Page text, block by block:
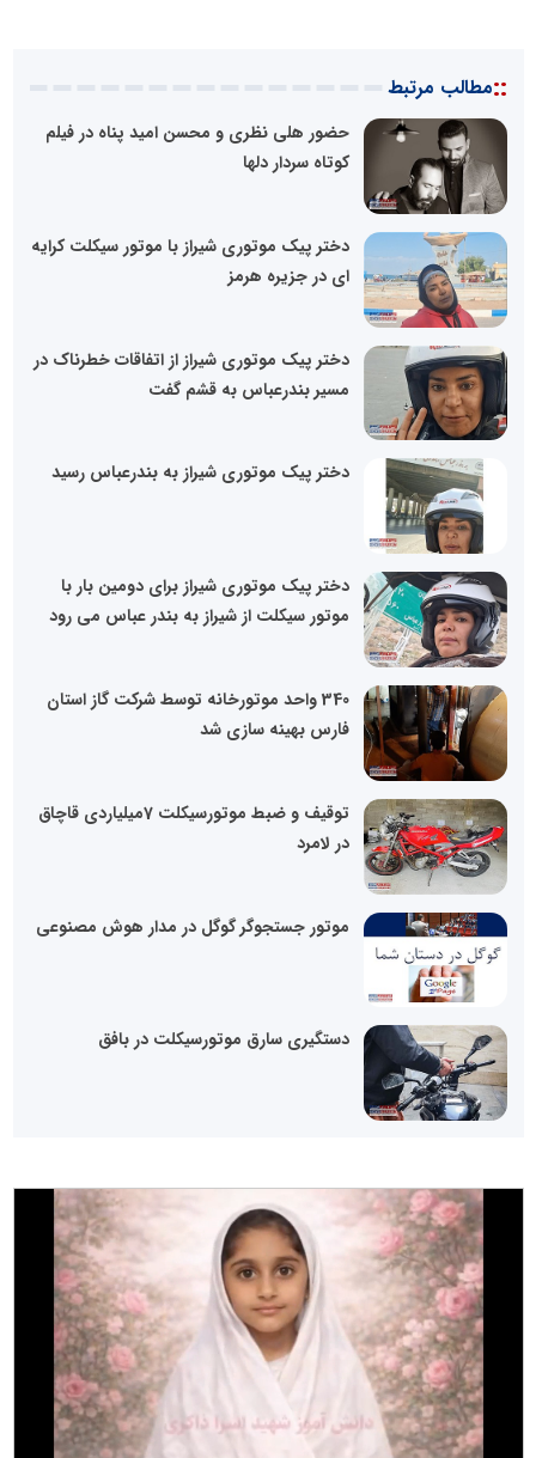
::مطالب مرتبط
حضور هلی نظری و محسن امید پناه در فیلم
کوتاه سردار دلها
دختر پیک موتوری شیراز با موتور سیکلت کرایه
ای در جزیره هرمز
دختر پیک موتوری شیراز از اتفاقات خطرناک در
مسیر بندرعباس به قشم گفت
دختر پیک موتوری شیراز به بندرعباس رسید
دختر پیک موتوری شیراز برای دومین بار با
موتور سیکلت از شیراز به بندر عباس می رود
340 واحد موتورخانه توسط شرکت گاز استان
فارس بهینه سازی شد
توقیف و ضبط موتورسیکلت 7میلیاردی قاچاق
در لامرد
موتور جستجوگر گوگل در مدار هوش مصنوعی
دستگیری سارق موتورسیکلت در بافق